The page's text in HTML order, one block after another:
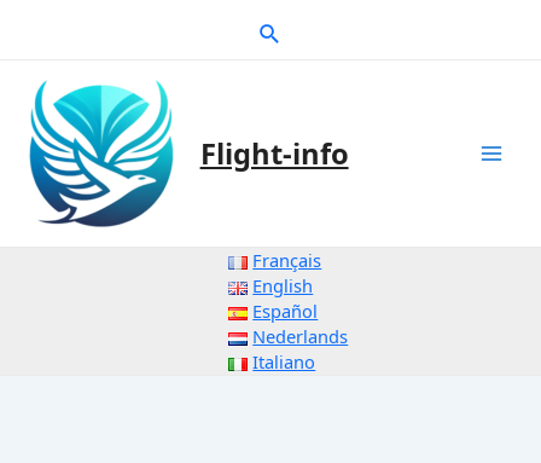
Suche
Flight-info
Français
English
Español
Nederlands
Italiano